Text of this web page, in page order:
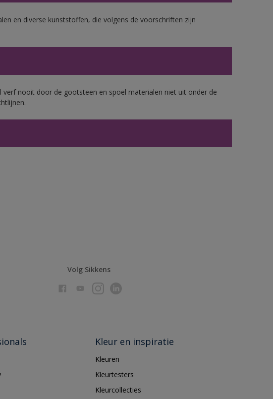
en diverse kunststoffen, die volgens de voorschriften zijn
verf nooit door de gootsteen en spoel materialen niet uit onder de
Volg Sikkens
Kleur en inspiratie
Kleuren
Kleurtesters
Kleurcollecties